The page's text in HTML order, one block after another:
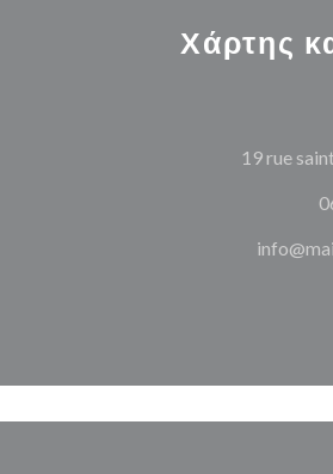
Χάρτης
19 rue